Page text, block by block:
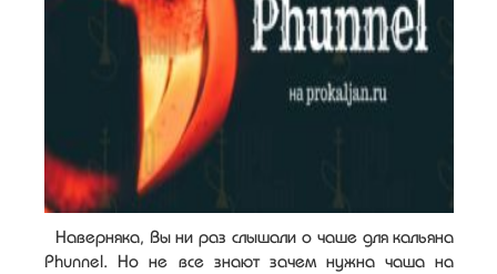
Наверняка, Вы ни раз слышали о чаше для кальяна
Phunnel. Но не все знают зачем нужна чаша на